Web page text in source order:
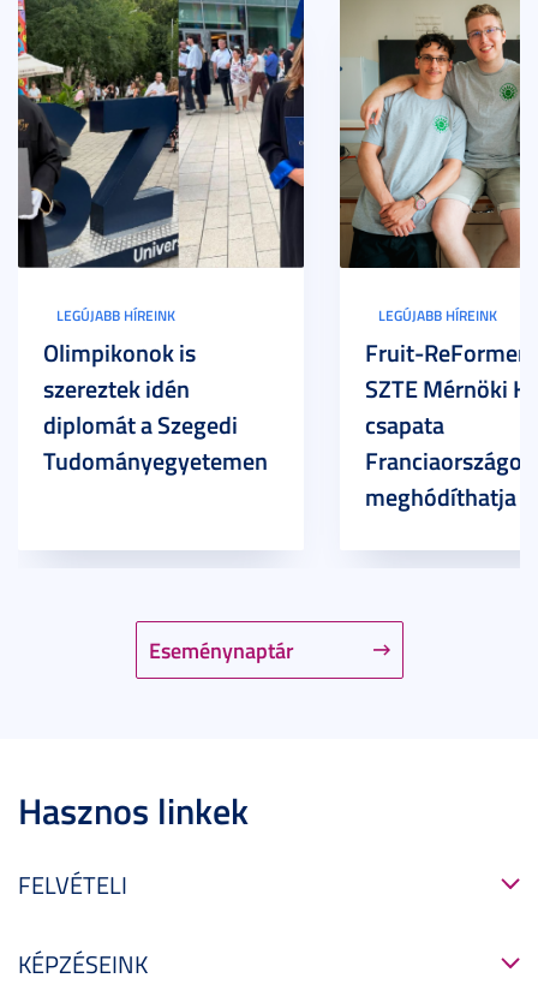
Eseménynaptár
LEGÚJABB HÍREINK
Olimpikonok is
szereztek idén
diplomát a Szegedi
Tudományegyetemen
LEGÚJABB HÍREINK
Fruit-
SZTE Mérnöki
csapata
Franciaországot
meghódíthatja
Hasznos linkek
FELVÉTELI
KÉPZÉSEINK